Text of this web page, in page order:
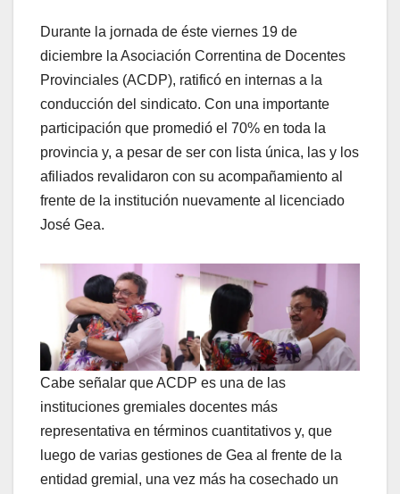
Durante la jornada de éste viernes 19 de
diciembre la Asociación Correntina de Docentes
Provinciales (ACDP), ratificó en internas a la
conducción del sindicato. Con una importante
participación que promedió el 70% en toda la
provincia y, a pesar de ser con lista única, las y los
afiliados revalidaron con su acompañamiento al
frente de la institución nuevamente al licenciado
José Gea.
Cabe señalar que ACDP es una de las
instituciones gremiales docentes más
representativa en términos cuantitativos y, que
luego de varias gestiones de Gea al frente de la
entidad gremial, una vez más ha cosechado un